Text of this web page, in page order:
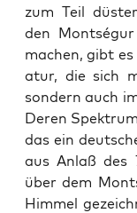
zum Teil
den
machen, gibt
atur, die sich
son­dern auch
Deren
das ein
aus Anlaß des
über dem
Him­mel